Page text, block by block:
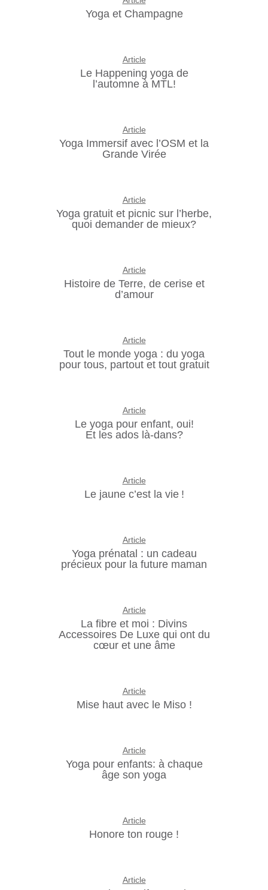
Yoga et Champagne
Article
Le Happening yoga de
l’automne à MTL!
Article
Yoga Immersif avec l’OSM et la
Grande Virée
Article
Yoga gratuit et picnic sur l’herbe,
quoi demander de mieux?
Article
Histoire de Terre, de cerise et
d’amour
Article
Tout le monde yoga : du yoga
pour tous, partout et tout gratuit
Article
Le yoga pour enfant, oui!
Et les ados là-dans?
Article
Le jaune c’est la vie !
Article
Yoga prénatal : un cadeau
précieux pour la future maman
Article
La fibre et moi : Divins
Accessoires De Luxe qui ont du
cœur et une âme
Article
Mise haut avec le Miso !
Article
Yoga pour enfants: à chaque
âge son yoga
Article
Honore ton rouge !
Article